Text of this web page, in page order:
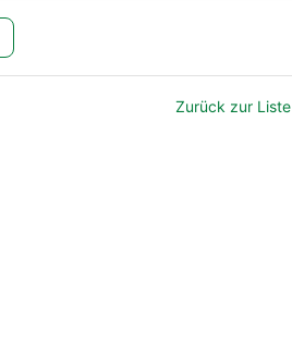
Zurück zur Liste